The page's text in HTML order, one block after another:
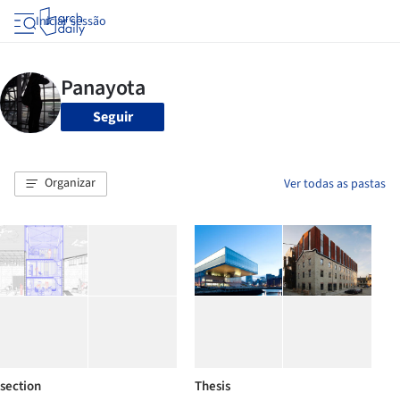
Iniciar sessão
Seguir
Organizar Ver todas as pastas
section Thesis